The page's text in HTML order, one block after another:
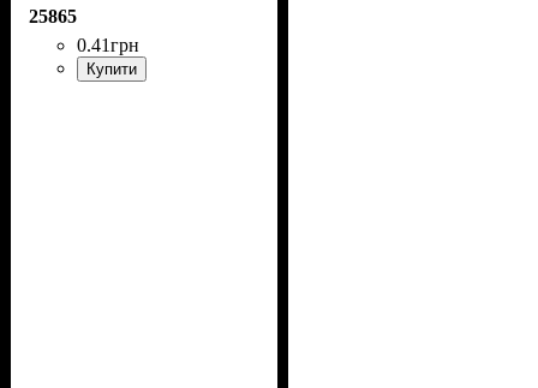
25865
0.41грн
Купити